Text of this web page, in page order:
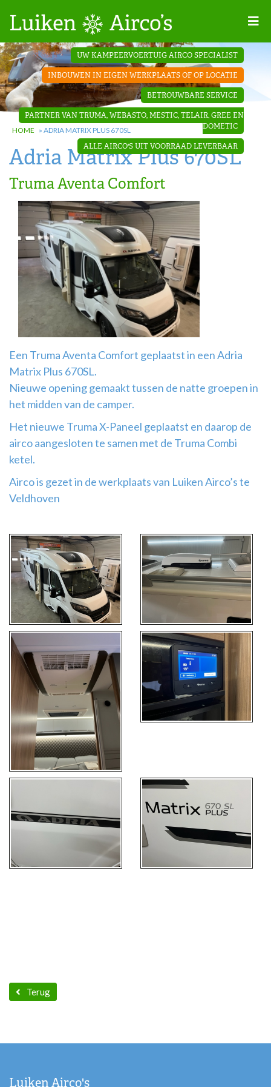
Projecten
Contact
Dakopbouw
airco’s
‘Onder de
bank’ airco’s
‘Teleco
Ultra
Comfort ‘
airco
UW KAMPEERVOERTUIG AIRCO SPECIALIST
INBOUWEN IN EIGEN WERKPLAATS OF OP LOCATIE
BETROUWBARE SERVICE
PARTNER VAN TRUMA, WEBASTO, MESTIC, TELAIR, GREE EN
DOMETIC
ALLE AIRCO'S UIT VOORRAAD LEVERBAAR
HOME » ADRIA MATRIX PLUS 670SL
Adria Matrix Plus 670SL
Truma Aventa Comfort
Een Truma Aventa Comfort geplaatst in een Adria
Matrix Plus 670SL.
Nieuwe opening gemaakt tussen de natte groepen in
het midden van de camper.
Het nieuwe Truma X-Paneel geplaatst en daarop de
airco aangesloten te samen met de Truma Combi
ketel.
Airco is gezet in de werkplaats van Luiken Airco’s te
Veldhoven
Terug
Luiken Airco's